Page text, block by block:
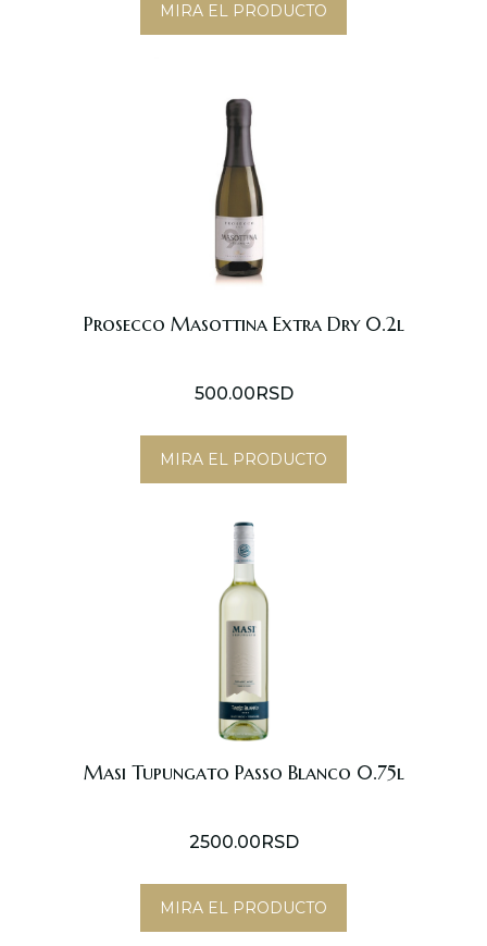
MIRA EL PRODUCTO
Prosecco Masottina Extra Dry 0.2l
500.00RSD
MIRA EL PRODUCTO
Masi Tupungato Passo Blanco 0.75l
2500.00RSD
MIRA EL PRODUCTO